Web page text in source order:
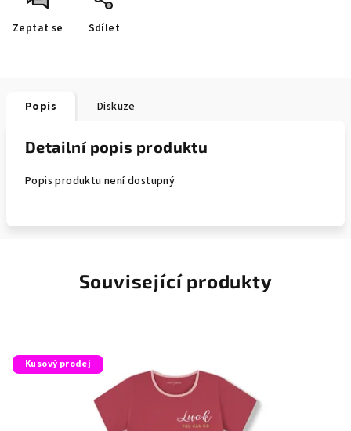
Zeptat se Sdílet
Popis Diskuze
Detailní popis produktu
Popis produktu není dostupný
Související produkty
Kusový prodej